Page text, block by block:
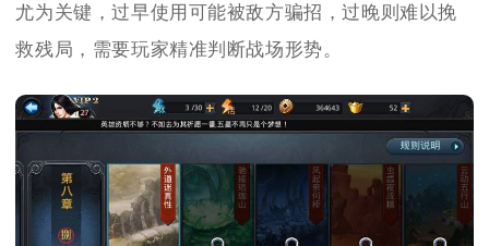
尤为关键，过早使用可能被敌方骗招，过晚则难以挽
救残局，需要玩家精准判断战场形势。